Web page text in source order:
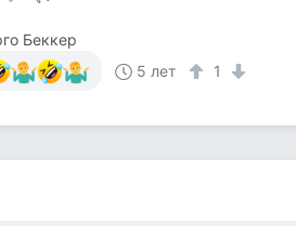
Беккер
5 лет
1